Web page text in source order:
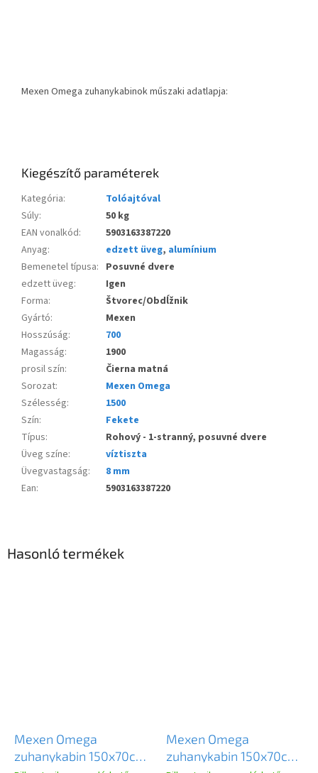
Mexen Omega zuhanykabinok műszaki adatlapja:
Kiegészítő paraméterek
Kategória:
Tolóajtóval
Súly:
50 kg
EAN vonalkód:
5903163387220
Anyag: edzett üveg, alumínium
Bemenetel típusa: Posuvné dvere
edzett üveg:
Igen
Forma:
Štvorec/Obdĺžnik
Gyártó:
Mexen
Hosszúság:
700
Magasság:
1900
prosil szín:
Čierna matná
Sorozat:
Mexen Omega
Szélesség:
1500
Szín:
Fekete
Típus:
Rohový - 1-stranný, posuvné dvere
Üveg színe:
víztiszta
Üvegvastagság:
8 mm
Ean: 5903163387220
Hasonló termékek
Mexen Omega
zuhanykabin 150x70cm,
Mexen Omega
zuhanykabin 150x70cm,